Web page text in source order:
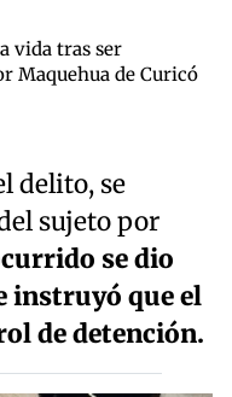
vida tras ser
Maquehua de Curicó
delito, se
sujeto por
se dio
instruyó que el
de detención.